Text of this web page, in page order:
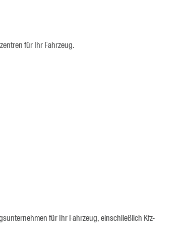
für Ihr Fahrzeug.
für Ihr Fahrzeug, einschließlich Kfz-